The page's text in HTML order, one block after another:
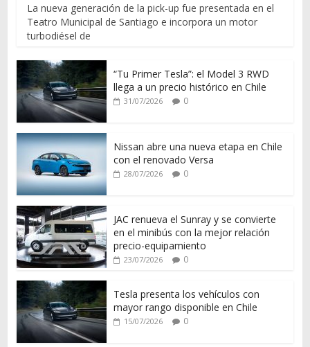
La nueva generación de la pick-up fue presentada en el
Teatro Municipal de Santiago e incorpora un motor
turbodiésel de
“Tu Primer Tesla”: el Model 3 RWD
llega a un precio histórico en Chile
31/07/2026 0
Nissan abre una nueva etapa en Chile
con el renovado Versa
28/07/2026 0
JAC renueva el Sunray y se convierte
en el minibús con la mejor relación
precio-equipamiento
23/07/2026 0
Tesla presenta los vehículos con
mayor rango disponible en Chile
15/07/2026 0